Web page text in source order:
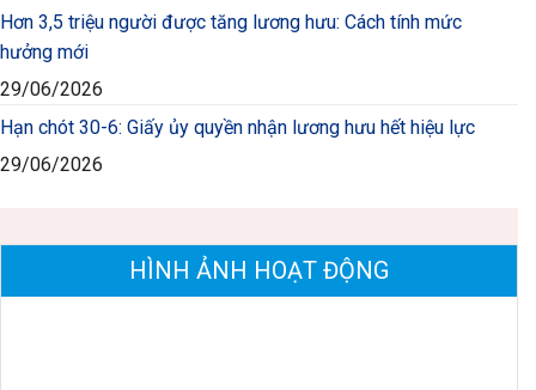
Hơn 3,5 triệu người được tăng lương hưu: Cách tính mức
hưởng mới
29/06/2026
Hạn chót 30-6: Giấy ủy quyền nhận lương hưu hết hiệu lực
29/06/2026
HÌNH ẢNH HOẠT ĐỘNG